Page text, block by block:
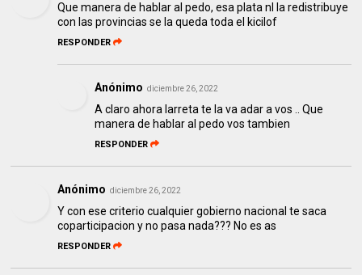
Que manera de hablar al pedo, esa plata nl la redistribuye
con las provincias se la queda toda el kicilof
RESPONDER
Anónimo diciembre 26, 2022
A claro ahora larreta te la va adar a vos .. Que
manera de hablar al pedo vos tambien
RESPONDER
Anónimo diciembre 26, 2022
Y con ese criterio cualquier gobierno nacional te saca
coparticipacion y no pasa nada??? No es as
RESPONDER